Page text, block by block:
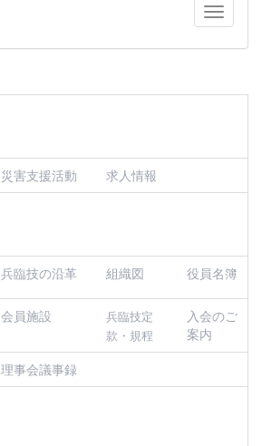
災害支援活動 求人情報
兵臨技の沿革 組織図 役員名簿
会員施設
兵臨技定
款・規程
入会のご
案内
理事会議事録